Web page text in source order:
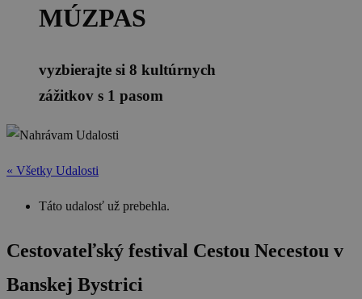
MÚZPAS
vyzbierajte si 8 kultúrnych
zážitkov s 1 pasom
« Všetky Udalosti
Táto udalosť už prebehla.
Cestovateľský festival Cestou Necestou v
Banskej Bystrici